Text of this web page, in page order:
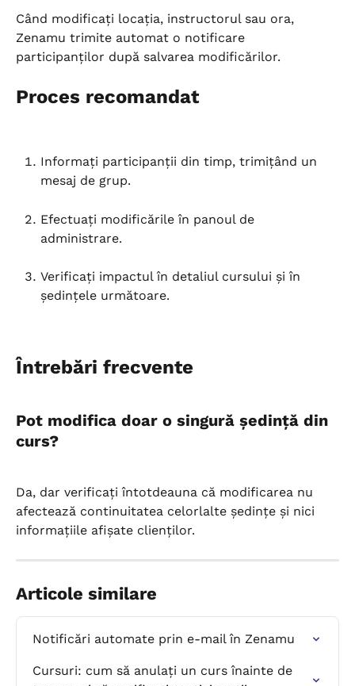
Când modificați locația, instructorul sau ora,
Zenamu trimite automat o notificare
participanților după salvarea modificărilor.
Proces recomandat
Informați participanții din timp, trimițând un
mesaj de grup.
Efectuați modificările în panoul de
administrare.
Verificați impactul în detaliul cursului și în
ședințele următoare.
Întrebări frecvente
Pot modifica doar o singură ședință din
curs?
Da, dar verificați întotdeauna că modificarea nu
afectează continuitatea celorlalte ședințe și nici
informațiile afișate clienților.
Articole similare
Notificări automate prin e-mail în Zenamu
Cursuri: cum să anulați un curs înainte de